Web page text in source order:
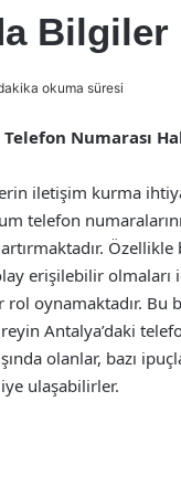
Bilgiler
okuma süresi
Numarası
iletişim kurma
telefon
erişilebilir olmaları
oynamaktadır. Bu
Antalya’daki
olanlar, bazı
ulaşabilirler.